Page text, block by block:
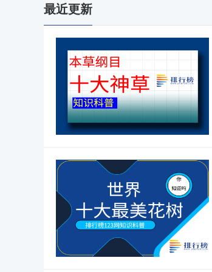
最近更新